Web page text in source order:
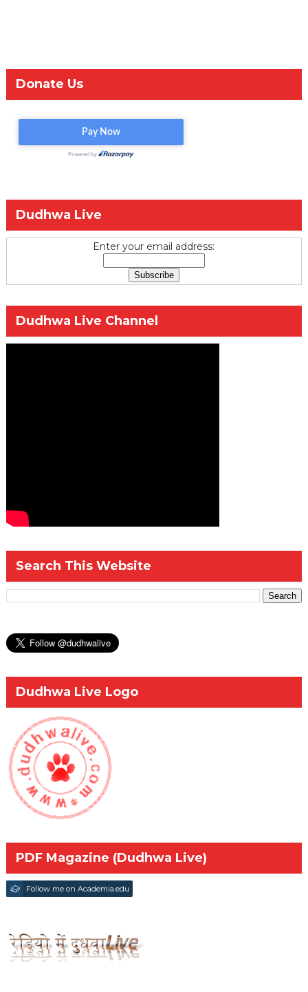
Donate Us
Dudhwa Live
Enter your email address:
Dudhwa Live Channel
Search This Website
Dudhwa Live Logo
PDF Magazine (Dudhwa Live)
Follow me on Academia.edu